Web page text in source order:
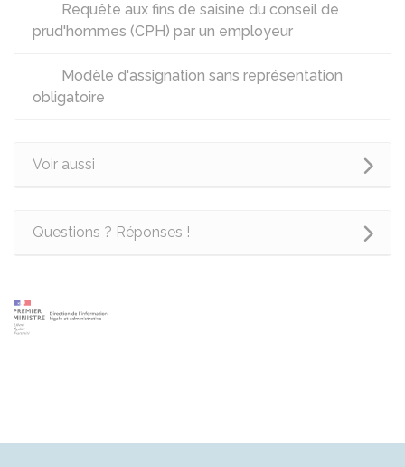
Requête aux fins de saisine du conseil de
prud'hommes (CPH) par un employeur
Modèle d'assignation sans représentation
obligatoire
Voir aussi
Questions ? Réponses !